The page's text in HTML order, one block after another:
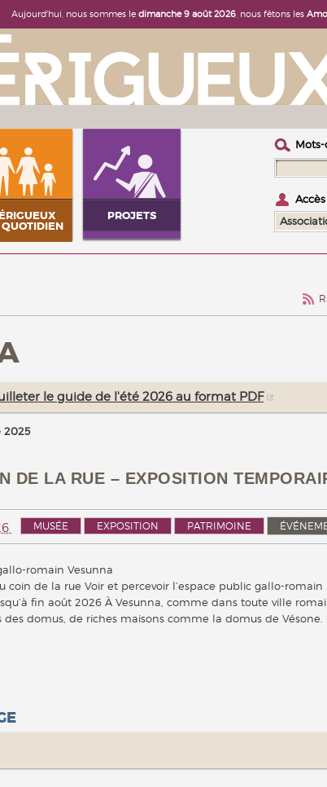
Aujourd'hui, nous sommes le dimanche 9 août 2026, nous fêtons les
PROJETS
Mots-
le guide de l'été 2026 au format PDF
2025
DE LA RUE – EXPOSITION
MUSÉE EXPOSITION PATRIMOINE
romain Vesunna
coin de la rue Voir et percevoir l’espace public gallo-romain
fin août 2026 À Vesunna, comme dans toute ville
des domus, de riches maisons comme la domus de Vésone.